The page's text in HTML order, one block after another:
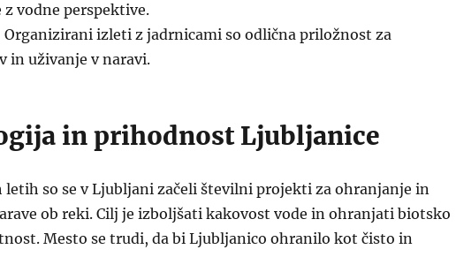
vodne perspektive.
Organizirani izleti z jadrnicami so odlična priložnost za
in uživanje v naravi.
in prihodnost Ljubljanice
letih so se v Ljubljani začeli številni projekti za ohranjanje in
ob reki. Cilj je izboljšati kakovost vode in ohranjati biotsko
Mesto se trudi, da bi Ljubljanico ohranilo kot čisto in